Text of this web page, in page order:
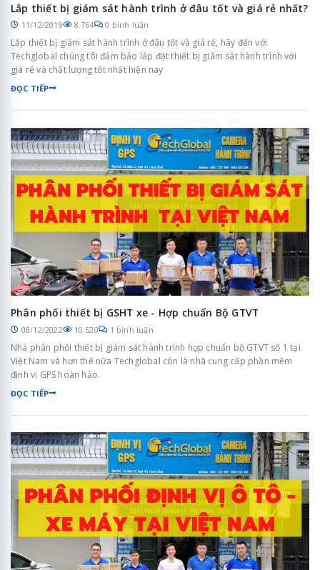
Lắp thiết bị giám sát hành trình ở đâu tốt và giá rẻ nhất?
11/12/2019 8.764 0 bình luận
Lắp thiết bị giám sát hành trình ở đâu tốt và giá rẻ, hãy đến với
Techglobal chúng tôi đảm bảo lắp đặt thiết bị giám sát hành trình với
giá rẻ và chất lượng tốt nhất hiện nay
ĐỌC TIẾP
Phân phối thiết bị GSHT xe - Hợp chuẩn Bộ GTVT
08/12/2022 10.520 1 bình luận
Nhà phân phối thiết bị giám sát hành trình hợp chuẩn bộ GTVT số 1 tại
Việt Nam và hơn thế nữa Techglobal còn là nhà cung cấp phần mềm
định vị GPS hoàn hảo.
ĐỌC TIẾP